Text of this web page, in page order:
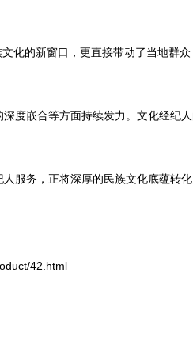
化的新窗口，更直接带动了当地群
度嵌合等方面持续发力。文化经纪
服务，正将深厚的民族文化底蕴转
42.html